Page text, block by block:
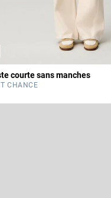
5 Customer Rating
courte sans manches
CHANCE